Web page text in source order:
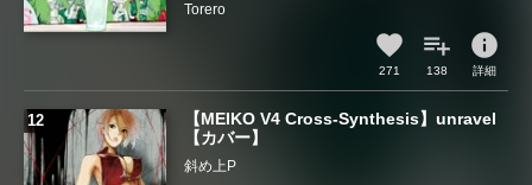
Torero
271 138
info
詳細
【MEIKO V4 Cross-Synthesis】unravel
【カバー】
斜め上P